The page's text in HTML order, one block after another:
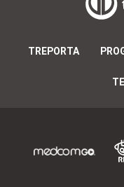
TREPORTA